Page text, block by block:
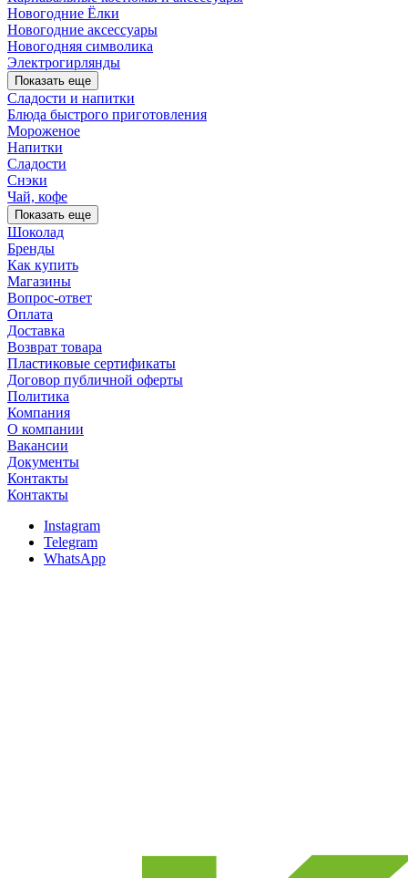
Новогодние Ёлки
Новогодние аксессуары
Новогодняя символика
Электрогирлянды
Показать еще
Сладости и напитки
Блюда быстрого приготовления
Мороженое
Напитки
Сладости
Снэки
Чай, кофе
Показать еще
Шоколад
Бренды
Как купить
Магазины
Вопрос-ответ
Оплата
Доставка
Возврат товара
Пластиковые сертификаты
Договор публичной оферты
Политика
Компания
О компании
Вакансии
Документы
Контакты
Контакты
Instagram
Telegram
WhatsApp